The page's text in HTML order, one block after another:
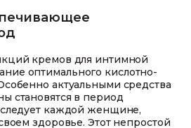
кремов для интимной
оптимального кислотно-
актуальными средства
становятся в период
следует каждой женщине,
здоровье. Этот непростой